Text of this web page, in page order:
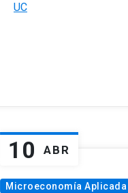
UC
10 ABR
Microeconomía Aplicada